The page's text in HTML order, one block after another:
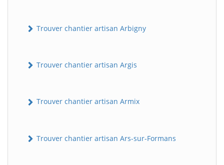
Trouver chantier artisan Arbigny
Trouver chantier artisan Argis
Trouver chantier artisan Armix
Trouver chantier artisan Ars-sur-Formans